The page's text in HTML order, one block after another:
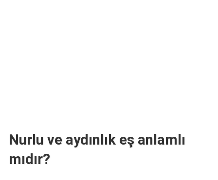
Nurlu ve aydınlık eş anlamlı
mıdır?